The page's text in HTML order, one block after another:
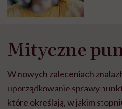
Mityczne
W nowych zaleceniach
uporządkowanie sprawy
które określają, w jakim